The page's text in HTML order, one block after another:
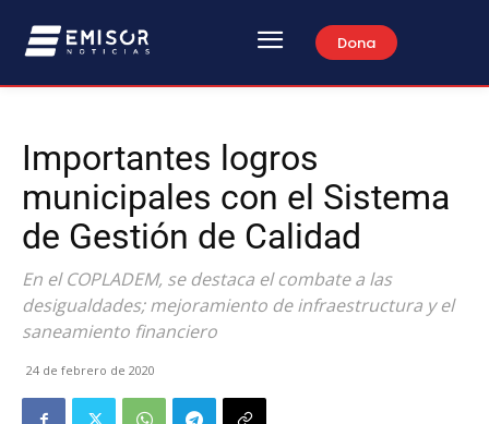
Dona
Importantes logros
municipales con el Sistema
de Gestión de Calidad
En el COPLADEM, se destaca el combate a las
desigualdades; mejoramiento de infraestructura y el
saneamiento financiero
24 de febrero de 2020